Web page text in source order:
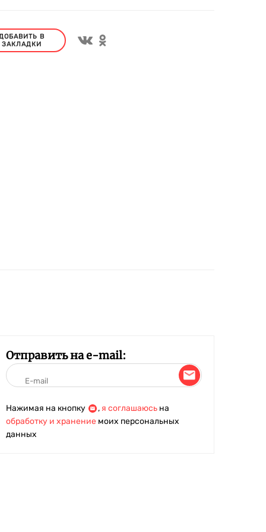
В
ЗАКЛАДКИ
Отправить на e-mail:
Нажимая на кнопку , я соглашаюсь на
обработку и хранение моих персональных
данных